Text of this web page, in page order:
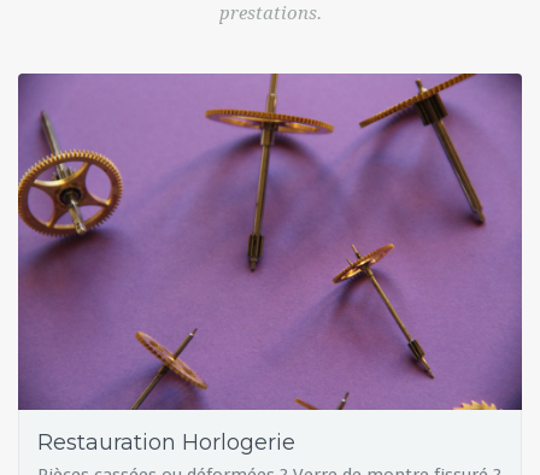
prestations.
Restauration Horlogerie